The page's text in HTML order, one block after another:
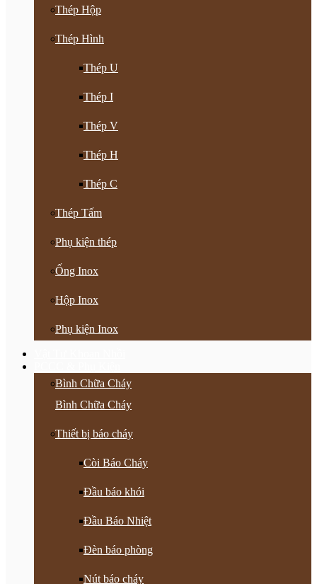
Thép Hộp
Thép Hình
Thép U
Thép I
Thép V
Thép H
Thép C
Thép Tấm
Phụ kiện thép
Ống Inox
Hộp Inox
Phụ kiện Inox
Bình Chữa Cháy
Bình Chữa Cháy
Thiết bị báo cháy
Còi Báo Cháy
Đầu báo khói
Đầu Báo Nhiệt
Đèn báo phòng
Nút báo cháy